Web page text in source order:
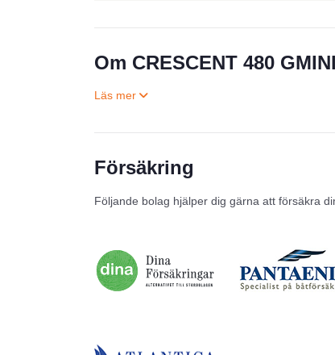
Om CRESCENT 480 GMINI
Försäkring
Följande bolag hjälper dig gärna att försäkra